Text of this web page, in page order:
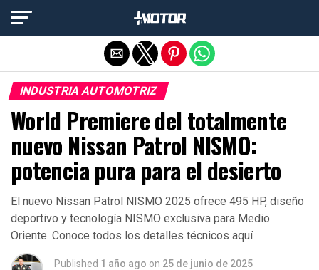
INDUSTRIA AUTOMOTRIZ
World Premiere del totalmente
nuevo Nissan Patrol NISMO:
potencia pura para el desierto
El nuevo Nissan Patrol NISMO 2025 ofrece 495 HP, diseño
deportivo y tecnología NISMO exclusiva para Medio
Oriente. Conoce todos los detalles técnicos aquí
Published 1 año ago on 25 de junio de 2025
Salir de la versión móvil